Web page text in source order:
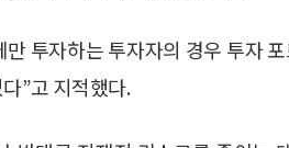
투자하는 투자자의 경우 투자
”고 지적했다.